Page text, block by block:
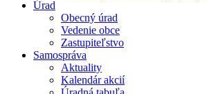
Úrad
Obecný úrad
Vedenie obce
Zastupiteľstvo
Samospráva
Aktuality
Kalendár akcií